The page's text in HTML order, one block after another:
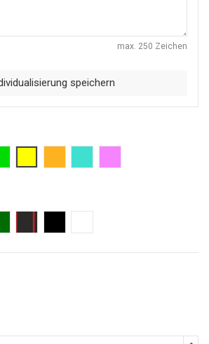
max. 250 Zeichen
speichern